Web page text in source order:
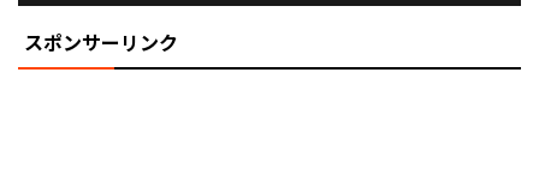
スポンサーリンク